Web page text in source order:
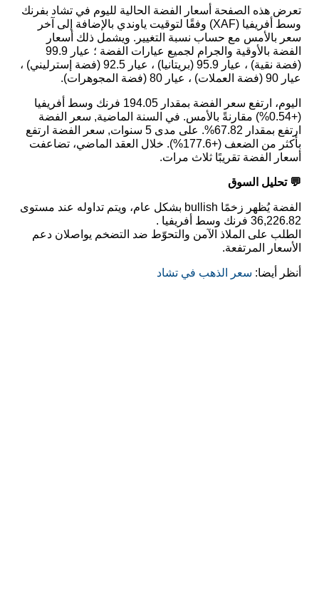
تعرض هذه الصفحة أسعار الفضة الحالية لليوم في تشاد بفرنك
وسط أفريفيا (XAF) وفقًا لتوقيت ياوندي بالإضافة إلى آخر
سعر بالأمس مع حساب نسبة التغيير. ويشمل ذلك أسعار
الفضة بالأوقية والجرام لجميع عيارات الفضة ؛ عيار 99.9
(فضة نقية) ، عيار 95.9 (بريتانيا) ، عيار 92.5 (فضة إسترليني) ،
عيار 90 (فضة العملات) ، عيار 80 (فضة المجوهرات).
اليوم، ارتفع سعر الفضة بمقدار 194.05 فرنك وسط أفريفيا
(+0.54%) مقارنةً بالأمس. في السنة الماضية, سعر الفضة
ارتفع بمقدار 67.82%. على مدى 5 سنوات, سعر الفضة ارتفع
بأكثر من الضعف (+177.6%). خلال العقد الماضي، تضاعفت
أسعار الفضة تقريبًا ثلاث مرات.
💬 تحليل السوق
الفضة يُظهر زخمًا bullish بشكل عام، ويتم تداوله عند مستوى
36,226.82 فرنك وسط أفريفيا .
الطلب على الملاذ الآمن والتحوّط ضد التضخم يواصلان دعم
الأسعار المرتفعة.
أنظر أيضا: سعر الذهب في تشاد